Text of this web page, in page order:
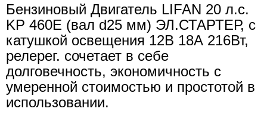
Бензиновый Двигатель LIFAN 20 л.с.
KP 460E (вал d25 мм) ЭЛ.СТАРТЕР, с
катушкой освещения 12В 18А 216Вт,
релерег. сочетает в себе
долговечность, экономичность с
умеренной стоимостью и простотой в
использовании.